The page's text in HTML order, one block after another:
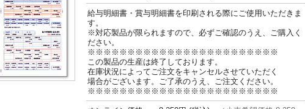
給与明細書・賞与明細書を印刷される際にご使用いただきま
す。
※対応製品が限られますので、必ずご確認のうえ、ご購入く
ださい。
※※※※※※※※※※※※※※※※※※※※※※※※
この製品の生産は終了しております。
在庫状況によってご注文をキャンセルさせていただく
場合がございます。ご了承のうえ、ご注文ください。
※※※※※※※※※※※※※※※※※※※※※※※※